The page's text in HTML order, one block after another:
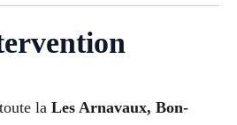
la Les Arnavaux, Bon-